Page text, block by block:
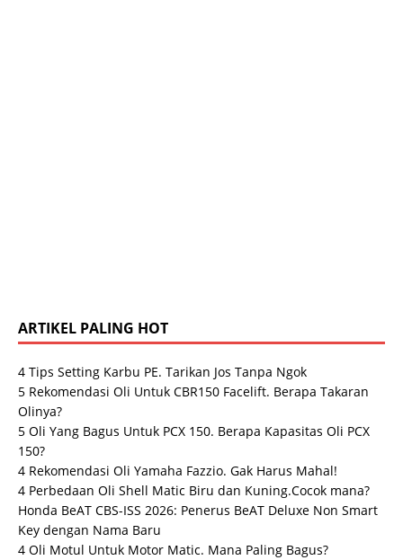
ARTIKEL PALING HOT
4 Tips Setting Karbu PE. Tarikan Jos Tanpa Ngok
5 Rekomendasi Oli Untuk CBR150 Facelift. Berapa Takaran
Olinya?
5 Oli Yang Bagus Untuk PCX 150. Berapa Kapasitas Oli PCX
150?
4 Rekomendasi Oli Yamaha Fazzio. Gak Harus Mahal!
4 Perbedaan Oli Shell Matic Biru dan Kuning.Cocok mana?
Honda BeAT CBS-ISS 2026: Penerus BeAT Deluxe Non Smart
Key dengan Nama Baru
4 Oli Motul Untuk Motor Matic. Mana Paling Bagus?